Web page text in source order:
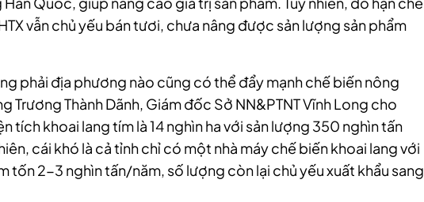
vẫn chủ yếu bán tươi, chưa nâng được sản lượng sản phẩm
phải địa phương nào cũng có thể đẩy mạnh chế biến nông
Trương Thành Dãnh, Giám đốc Sở NN&PTNT Vĩnh Long cho
tích khoai lang tím là 14 nghìn ha với sản lượng 350 nghìn tấn
cái khó là cả tỉnh chỉ có một nhà máy chế biến khoai lang với
tốn 2-3 nghìn tấn/năm, số lượng còn lại chủ yếu xuất khẩu sang